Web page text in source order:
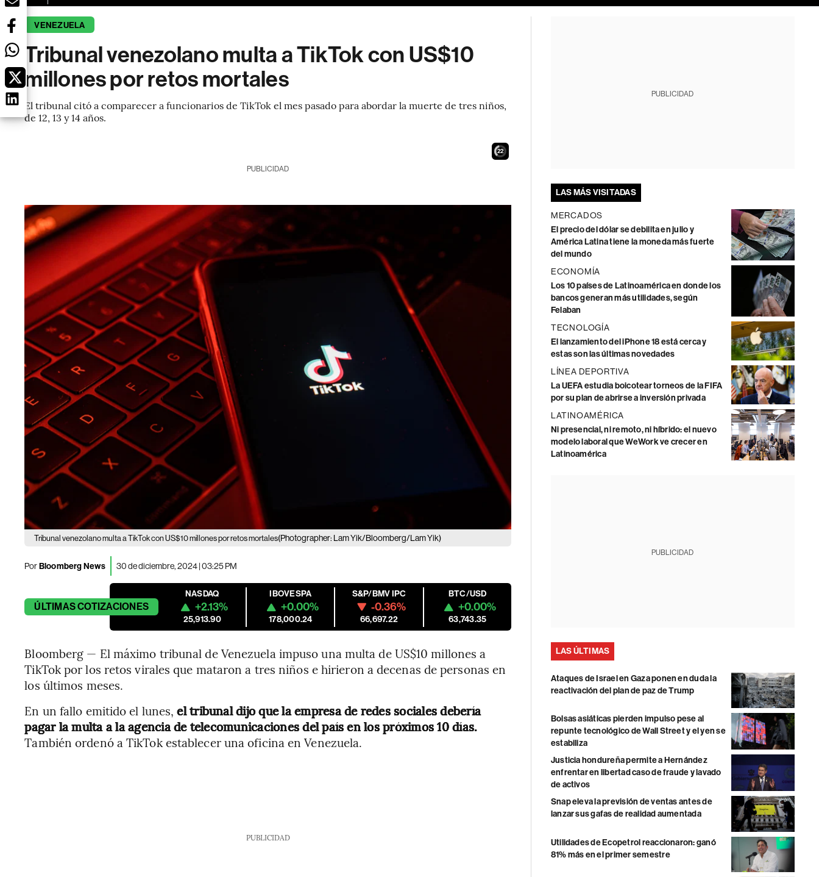
VENEZUELA
Tribunal venezolano multa a TikTok con US$10
millones por retos mortales
El tribunal citó a comparecer a funcionarios de TikTok el mes pasado para abordar la muerte de tres niños,
de 12, 13 y 14 años.
21
PUBLICIDAD
Tribunal venezolano multa a TikTok con US$10 millones por retos mortales(Photographer: Lam Yik/Bloomberg/Lam Yik)
PorBloomberg News 30 de diciembre, 2024 | 03:25 PM
ÚLTIMASCOTIZACIONES
NASDAQ
+2.13%
25,913.90
IBOVESPA
+0.00%
178,000.24
S&P/BMV IPC
-0.36%
66,697.22
BTC/USD
+0.00%
63,743.35
Bloomberg — El máximo tribunal de Venezuela impuso una multa de US$10 millones a
TikTok por los retos virales que mataron a tres niños e hirieron a decenas de personas en
los últimos meses.
En un fallo emitido el lunes,el tribunal dijo que la empresa de redes sociales debería
pagar la multa a la agencia de telecomunicaciones del país en los próximos 10 días.
También ordenó a TikTok establecer una oficina en Venezuela.
PUBLICIDAD
PUBLICIDAD
LAS MÁS VISITADAS
MERCADOS
El precio del dólar se debilita en julio y
América Latina tiene la moneda más fuerte
del mundo
ECONOMÍA
Los 10 países de Latinoamérica en donde los
bancos generan más utilidades, según
Felaban
TECNOLOGÍA
El lanzamiento del iPhone 18 está cerca y
estas son las últimas novedades
LÍNEA DEPORTIVA
La UEFA estudia boicotear torneos de la FIFA
por su plan de abrirse a inversión privada
LATINOAMÉRICA
Ni presencial, ni remoto, ni híbrido: el nuevo
modelo laboral que WeWork ve crecer en
Latinoamérica
PUBLICIDAD
LAS ÚLTIMAS
Ataques de Israel en Gaza ponen en duda la
reactivación del plan de paz de Trump
Bolsas asiáticas pierden impulso pese al
repunte tecnológico de Wall Street y el yen se
estabiliza
Justicia hondureña permite a Hernández
enfrentar en libertad caso de fraude y lavado
de activos
Snap eleva la previsión de ventas antes de
lanzar sus gafas de realidad aumentada
Utilidades de Ecopetrol reaccionaron: ganó
81% más en el primer semestre